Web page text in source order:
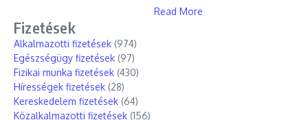
Read More
Fizetések
Alkalmazotti fizetések (974)
Egészségügy fizetések (97)
Fizikai munka fizetések (430)
Hírességek fizetések (28)
Kereskedelem fizetések (64)
Közalkalmazotti fizetések (156)